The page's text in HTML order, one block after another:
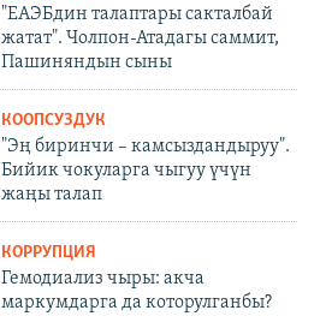
"ЕАЭБдин талаптары сакталбай
жатат". Чолпон-Атадагы саммит,
Пашиняндын сыны
КООПСУЗДУК
"Эң биринчи – камсыздандыруу".
Бийик чокуларга чыгуу үчүн
жаңы талап
КОРРУПЦИЯ
Гемодиализ чыры: акча
маркумдарга да которулганбы?